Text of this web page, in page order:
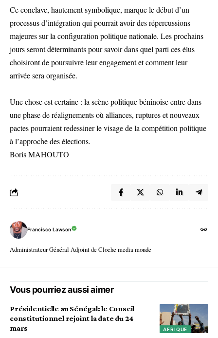
Ce conclave, hautement symbolique, marque le début d’un
processus d’intégration qui pourrait avoir des répercussions
majeures sur la configuration politique nationale. Les prochains
jours seront déterminants pour savoir dans quel parti ces élus
choisiront de poursuivre leur engagement et comment leur
arrivée sera organisée.
Une chose est certaine : la scène politique béninoise entre dans
une phase de réalignements où alliances, ruptures et nouveaux
pactes pourraient redessiner le visage de la compétition politique
à l’approche des élections.
Boris MAHOUTO
Francisco Lawson
Administrateur Général Adjoint de Cloche media monde
Vous pourriez aussi aimer
AFRIQUE
Présidentielle au Sénégal: le Conseil
constitutionnel rejoint la date du 24
mars